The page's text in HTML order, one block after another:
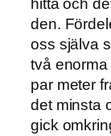
hitta och
den.
oss själva
två
par meter
det minsta
gick